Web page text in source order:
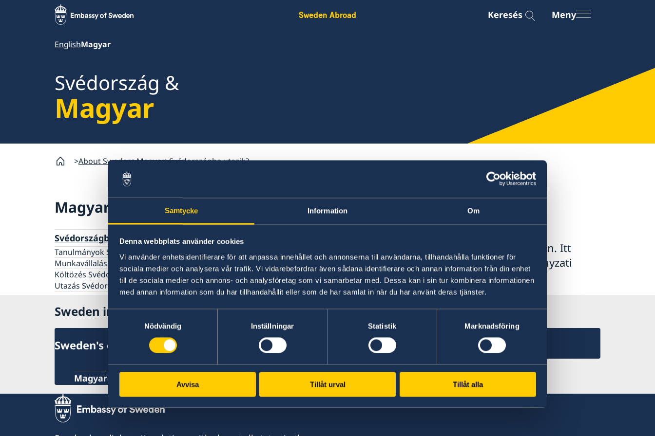
Samtycke Information Om
Denna webbplats använder cookies
Vi använder enhetsidentifierare för att anpassa innehållet och annonserna till användarna, tillhandahålla funktioner för
sociala medier och analysera vår trafik. Vi vidarebefordrar även sådana identifierare och annan information från din enhet
till de sociala medier och annons- och analysföretag som vi samarbetar med. Dessa kan i sin tur kombinera informationen
med annan information som du har tillhandahållit eller som de har samlat in när du har använt deras tjänster.
Samtyckesval
Nödvändig
Inställningar Statistik Marknadsföring
Avvisa Tillåt urval Tillåt alla
Sweden Abroad Keresés Meny
EnglishMagyar
Svédország &
Magyar
About Sweden Magyar Svédországba utazik?
Magyar
Svédországba utazik?
Tanulmányok Svédországban
Munkavállalás Svédországban
Költözés Svédországban élő személyhez
Utazás Svédországba
Svédországba utazik?
Utazás, kiköltözés, tanulás vagy munkavállalás Svédországban. Itt
találhat további információkat és linkeket az illetékes kormányzati
szervekhez és szervezetekhez.
Sweden in Magyar
Sweden's embassy
Magyarország, Budapest
Swedish consulates